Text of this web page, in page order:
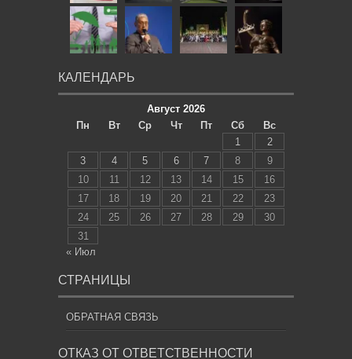
КАЛЕНДАРЬ
Август 2026
Пн
Вт Ср Чт Пт Сб
Вс
1
2
3
4 5 6 7 8
9
10
11 12 13 14 15
16
17
18 19 20 21 22
23
24
25 26 27 28 29
30
31
« Июл
СТРАНИЦЫ
ОБРАТНАЯ СВЯЗЬ
ОТКАЗ ОТ ОТВЕТСТВЕННОСТИ